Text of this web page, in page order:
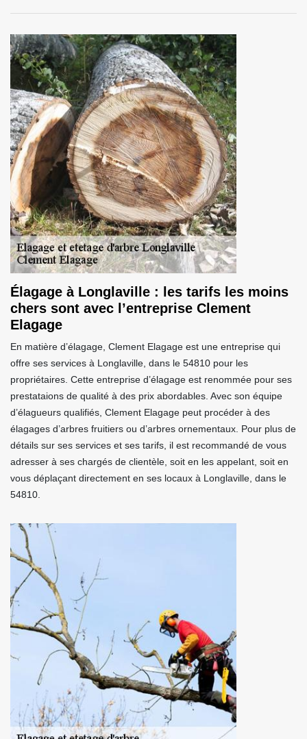
Élagage à Longlaville : les tarifs les moins
chers sont avec l’entreprise Clement
Elagage
En matière d’élagage, Clement Elagage est une entreprise qui
offre ses services à Longlaville, dans le 54810 pour les
propriétaires. Cette entreprise d’élagage est renommée pour ses
prestataions de qualité à des prix abordables. Avec son équipe
d’élagueurs qualifiés, Clement Elagage peut procéder à des
élagages d’arbres fruitiers ou d’arbres ornementaux. Pour plus de
détails sur ses services et ses tarifs, il est recommandé de vous
adresser à ses chargés de clientèle, soit en les appelant, soit en
vous déplaçant directement en ses locaux à Longlaville, dans le
54810.